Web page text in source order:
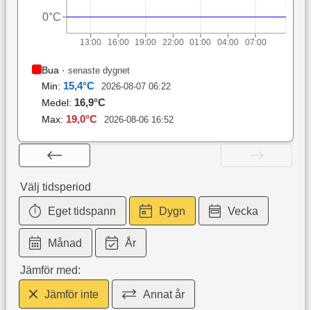
13:00 16:00 19:00 22:00 01:00 04:00 07:00
0°C
Bua· senaste dygnet
Min: 15,4°C 2026-08-07 06:22
Medel: 16,9°C
Max: 19,0°C 2026-08-06 16:52
Välj tidsperiod
Eget tidspann Dygn Vecka
Månad År
Jämför med:
Jämför inte Annat år